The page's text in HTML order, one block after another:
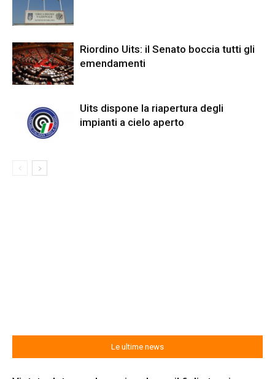
Riordino Uits: il Senato boccia tutti gli
emendamenti
Uits dispone la riapertura degli
impianti a cielo aperto
Le ultime news